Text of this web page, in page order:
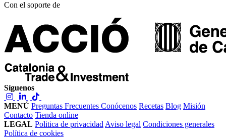
Con el soporte de
Síguenos
MENÚ Preguntas Frecuentes Conócenos Recetas Blog Misión
Contacto Tienda online
LEGAL Politica de privacidad Aviso legal Condiciones generales
Política de cookies